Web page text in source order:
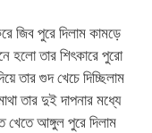
জিব পুরে দিলাম কামড়ে
হলো তার শিৎকারে পুরো
তার গুদ খেচে দিচ্ছিলাম
তার দুই দাপনার মধ্যে
আঙ্গুল পুরে দিলাম